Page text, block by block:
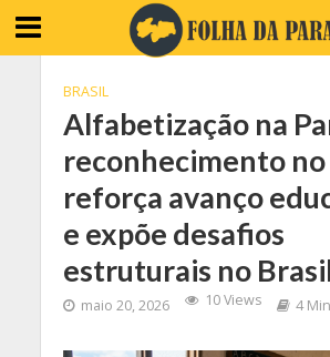
BRASIL
Alfabetização na
reconhecimento no
reforça avanço
e expõe desafios
estruturais no
maio 20, 2026 10 Views 4